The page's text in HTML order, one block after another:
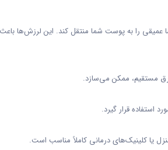
عمیقی را به پوست شما منتقل کند. این لرزش‌ها
مستقیم، ممکن می‌سازد.
یا کلینیک‌های درمانی کاملاً مناسب است.